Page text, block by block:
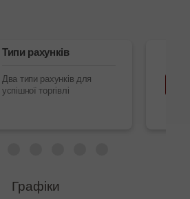
Типи рахунків
Два типи рахунків для
успішної торгівлі
Графіки